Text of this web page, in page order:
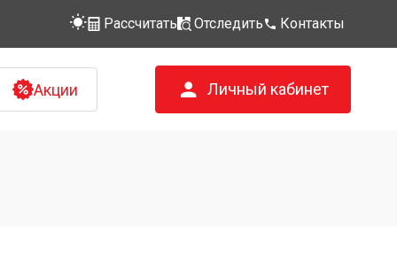
Рассчитать Отследить Контакты
Акции Личный кабинет